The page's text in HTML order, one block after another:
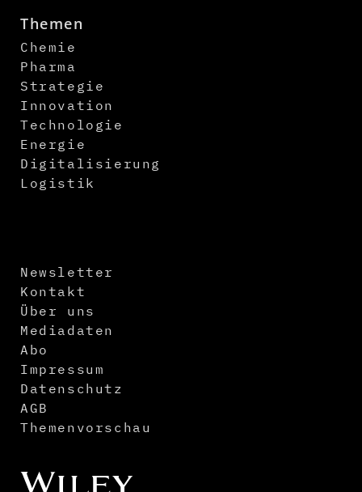
Themen
Chemie
Pharma
Strategie
Innovation
Technologie
Energie
Digitalisierung
Logistik
Newsletter
Kontakt
Über uns
Mediadaten
Abo
Impressum
Datenschutz
AGB
Themenvorschau